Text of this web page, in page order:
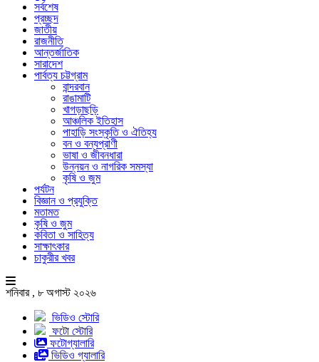
সর্বশেষ
প্রচ্ছদ
জাতীয়
রাজনীতি
আন্তর্জাতিক
সারাদেশ
পার্বত্য চট্টগ্রাম
বান্দরবান
রাঙামাটি
খাগড়াছড়ি
আঞ্চলিক ইতিহাস
পাহাড়ি সংস্কৃতি ও ঐতিহ্য
বন ও বন্যপ্রাণী
ভাষা ও জীবনধারা
উন্নয়ন ও নাগরিক সমস্যা
কৃষি ও জুম
পর্যটন
বিজ্ঞান ও প্রযুক্তি
মতামত
কৃষি ও জুম
কবিতা ও সাহিত্য
সাক্ষাৎকার
চাকুরীর খবর
শনিবার , ৮ অগাস্ট ২০২৬
ভিডিও স্টোরি
ফটো স্টোরি
ফটোগ্যালারি
ভিডিও গ্যালারি